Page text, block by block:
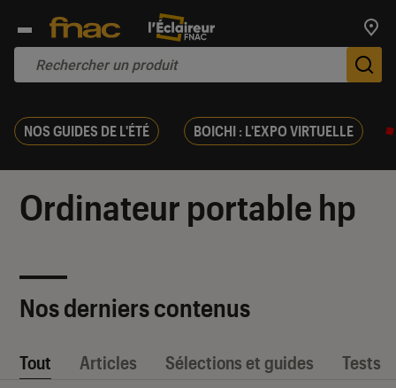
NOS GUIDES DE L'ÉTÉ BOICHI : L'EXPO VIRTUELLE
Ordinateur portable hp
Nos derniers contenus
Tout Articles Sélections et guides Tests